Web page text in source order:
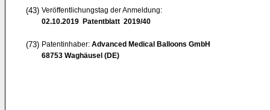
(43) Veröffentlichungstag der Anmeldung:
02.10.2019 Patentblatt 2019/40
(73) Patentinhaber: Advanced Medical Balloons GmbH
68753 Waghäusel (DE)